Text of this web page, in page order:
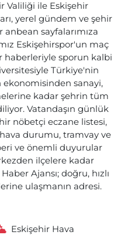
Valiliği ile Eskişehir
yerel gündem ve şehir
sayfalarımıza
Eskişehirspor'un maç
haberleriyle sporun kalbi
Türkiye'nin
sanayi,
kadar şehrin tüm
Vatandaşın günlük
nöbetçi eczane listesi,
durumu, tramvay ve
ve önemli duyurular
ilçelere kadar
Ajansı; doğru, hızlı
ulaşmanın adresi.
Eskişehir Hava